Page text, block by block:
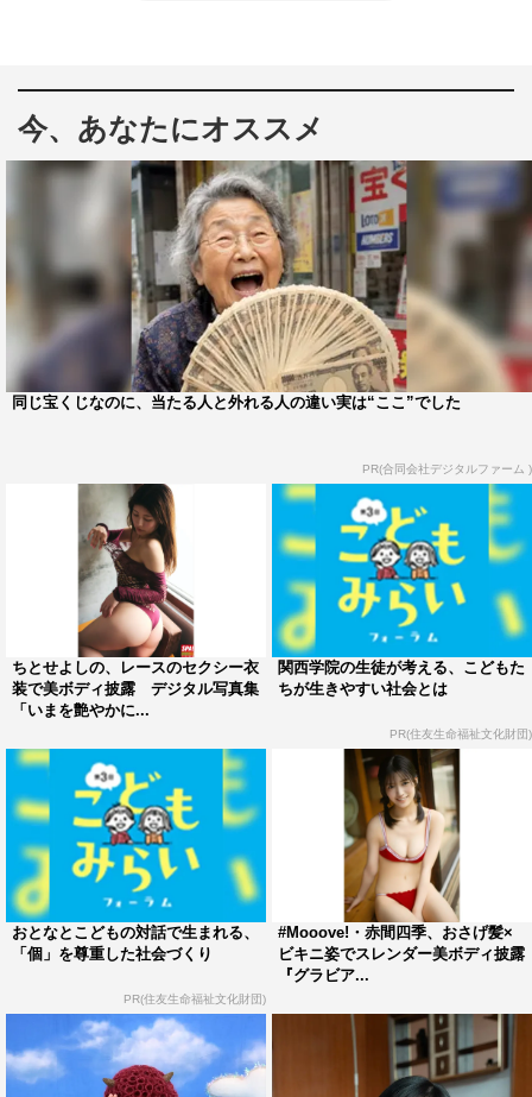
今、あなたにオススメ
同じ宝くじなのに、当たる人と外れる人の違い実は“ここ”でした
PR(合同会社デジタルファーム )
ちとせよしの、レースのセクシー衣
装で美ボディ披露 デジタル写真集
「いまを艶やかに...
関西学院の生徒が考える、こどもた
ちが生きやすい社会とは
PR(住友生命福祉文化財団)
おとなとこどもの対話で生まれる、
「個」を尊重した社会づくり
PR(住友生命福祉文化財団)
#Mooove!・赤間四季、おさげ髪×
ビキニ姿でスレンダー美ボディ披露
『グラビア...